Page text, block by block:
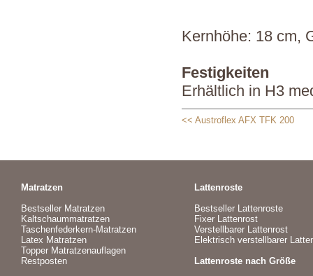
Kernhöhe: 18 cm,
Festigkeiten
Erhältlich in H3
<< Austroflex AFX TFK 200
Matratzen
Bestseller Matratzen
Kaltschaummatratzen
Taschenfederkern-Matratzen
Latex Matratzen
Topper Matratzenauflagen
Restposten
Lattenroste
Bestseller Lattenroste
Fixer Lattenrost
Verstellbarer Lattenrost
Elektrisch verstellbarer
Lattenroste nach Größe